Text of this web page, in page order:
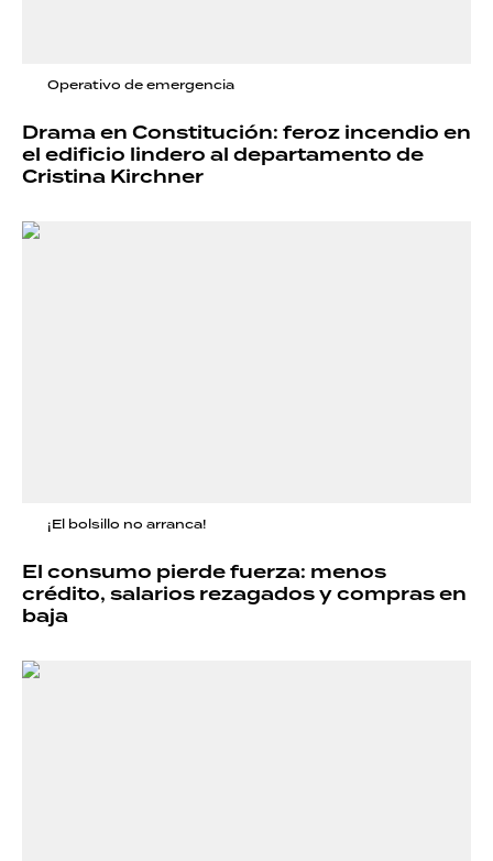
Operativo de emergencia
Drama en Constitución: feroz incendio en
el edificio lindero al departamento de
Cristina Kirchner
¡El bolsillo no arranca!
El consumo pierde fuerza: menos
crédito, salarios rezagados y compras en
baja